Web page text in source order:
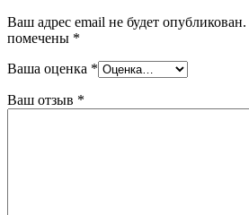
Ваш адрес email не будет опубликован.
помечены *
Ваша оценка *
Ваш отзыв *